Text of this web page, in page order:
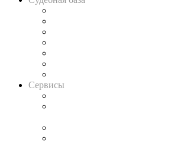
Сервисы